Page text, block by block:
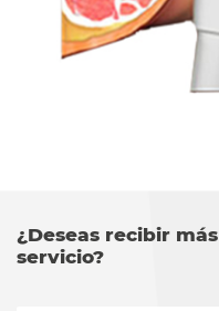
¿Deseas recibir
servicio?